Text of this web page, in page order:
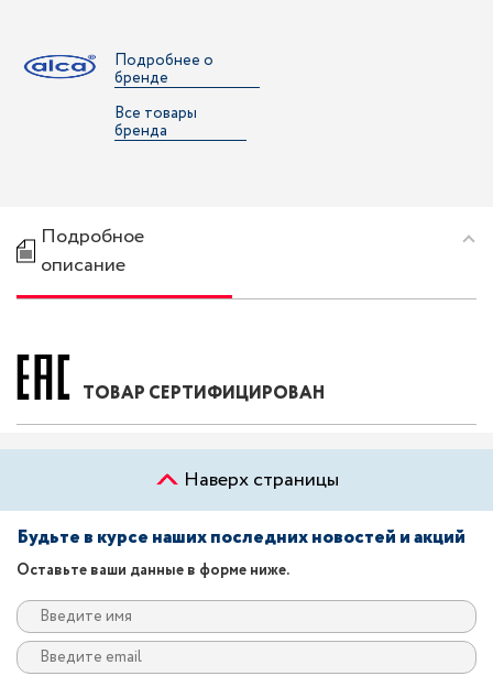
Подробнее о
бренде
Все товары
бренда
Подробное
описание
ТОВАР СЕРТИФИЦИРОВАН
Наверх страницы
Будьте в курсе наших последних новостей и акций
Оставьте ваши данные в форме ниже.